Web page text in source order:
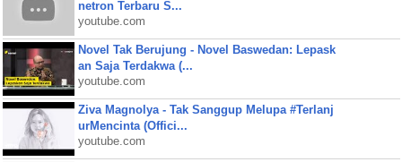
netron Terbaru S...
youtube.com
Novel Tak Berujung - Novel Baswedan: Lepask
an Saja Terdakwa (...
youtube.com
Ziva Magnolya - Tak Sanggup Melupa #Terlanj
urMencinta (Offici...
youtube.com